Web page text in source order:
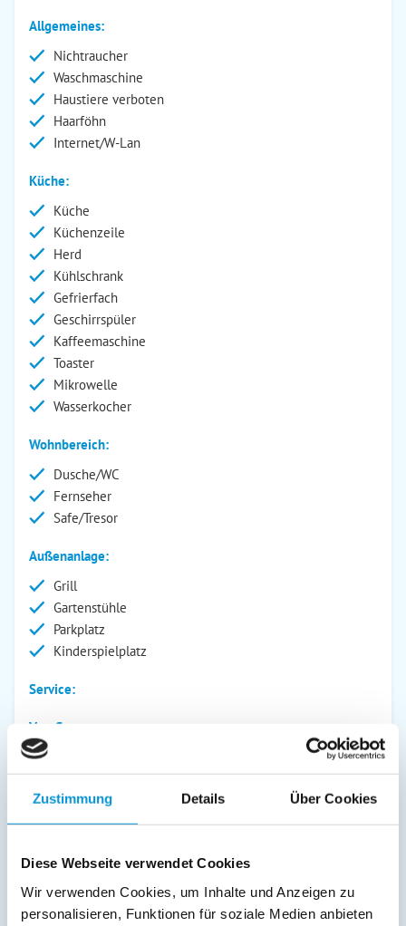
Zustimmung Details Über Cookies
Diese Webseite verwendet Cookies
Wir verwenden Cookies, um Inhalte und Anzeigen zu
personalisieren, Funktionen für soziale Medien anbieten
Allgemeines:
Nichtraucher
Waschmaschine
Haustiere verboten
Haarföhn
Internet/W-Lan
Küche:
Küche
Küchenzeile
Herd
Kühlschrank
Gefrierfach
Geschirrspüler
Kaffeemaschine
Toaster
Mikrowelle
Wasserkocher
Wohnbereich:
Dusche/WC
Fernseher
Safe/Tresor
Außenanlage:
Grill
Gartenstühle
Parkplatz
Kinderspielplatz
Service:
Verpflegung:
Sonstiges:
Bitte kontaktiert uns vor Anreise, sollten weitere Parkplätze
(gegen Gebühr) benötigt werden. Es befinden sich eine
Filterkaffeemaschine im Haus. Doppelbett (160 x 190);
Einzelbett (80 x 190) - eine Buchung des Wäschepaketes
beinhaltet die Bereitstellung von Bettbezügen, Handtüchern